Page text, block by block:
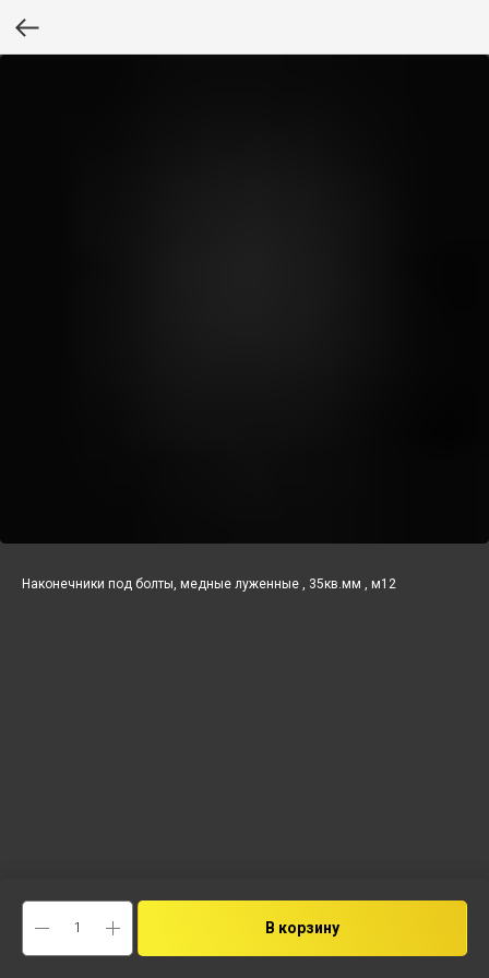
Наконечники под болты, медные луженные , 35кв.мм , м12
В корзину